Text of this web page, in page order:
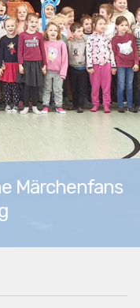
Märchenfans